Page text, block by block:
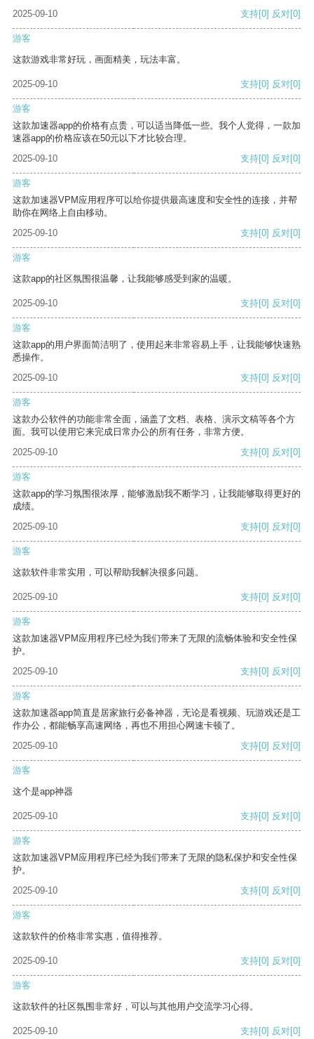
2025-09-10
支持[0] 反对[0]
游客
这款游戏非常好玩，画面精美，玩法丰富。
2025-09-10 支持[0] 反对[0]
游客
这款加速器app的价格有点贵，可以适当降低一些。我个人觉得，一款加
速器app的价格应该在50元以下才比较合理。
2025-09-10
支持[0] 反对[0]
游客
这款加速器VPM应用程序可以给你提供最高速度和安全性的连接，并帮
助你在网络上自由移动。
2025-09-10
支持[0] 反对[0]
游客
这款app的社区氛围很温馨，让我能够感受到家的温暖。
2025-09-10 支持[0] 反对[0]
游客
这款app的用户界面简洁明了，使用起来非常容易上手，让我能够快速熟
悉操作。
2025-09-10
支持[0] 反对[0]
游客
这款办公软件的功能非常全面，涵盖了文档、表格、演示文稿等各个方
面。我可以使用它来完成日常办公的所有任务，非常方便。
2025-09-10
支持[0] 反对[0]
游客
这款app的学习氛围很浓厚，能够激励我不断学习，让我能够取得更好的
成绩。
2025-09-10
支持[0] 反对[0]
游客
这款软件非常实用，可以帮助我解决很多问题。
2025-09-10 支持[0] 反对[0]
游客
这款加速器VPM应用程序已经为我们带来了无限的流畅体验和安全性保
护。
2025-09-10
支持[0] 反对[0]
游客
这款加速器app简直是居家旅行必备神器，无论是看视频、玩游戏还是工
作办公，都能畅享高速网络，再也不用担心网速卡顿了。
2025-09-10
支持[0] 反对[0]
游客
这个是app神器
2025-09-10 支持[0] 反对[0]
游客
这款加速器VPM应用程序已经为我们带来了无限的隐私保护和安全性保
护。
2025-09-10
支持[0] 反对[0]
游客
这款软件的价格非常实惠，值得推荐。
2025-09-10 支持[0] 反对[0]
游客
这款软件的社区氛围非常好，可以与其他用户交流学习心得。
2025-09-10 支持[0] 反对[0]